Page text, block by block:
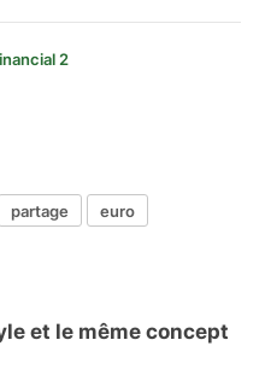
2
partage
euro
et le même concept